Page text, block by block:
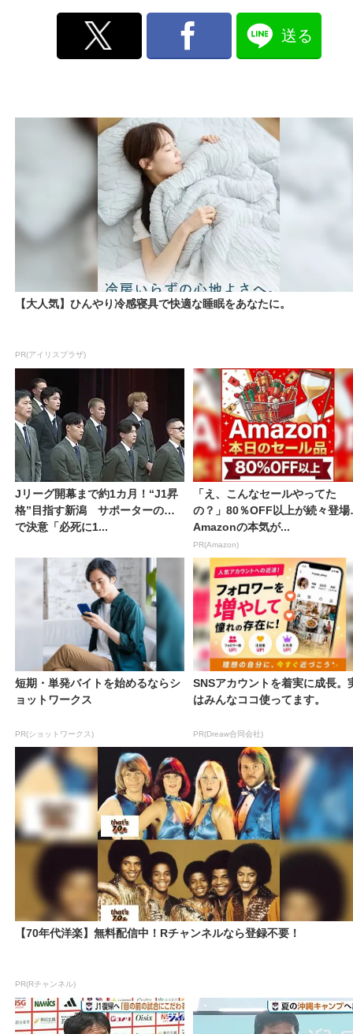
送る
【大人気】ひんやり冷感寝具で快適な睡眠をあなたに。
PR(アイリスプラザ)
Jリーグ開幕まで約1カ月！“J1昇
格”目指す新潟 サポーターの前
で決意「必死に1...
「え、こんなセールやってた
の？」80％OFF以上が続々登場
Amazonの本気が...
PR(Amazon)
短期・単発バイトを始めるならシ
ョットワークス
PR(ショットワークス)
SNSアカウントを着実に成長。
はみんなココ使ってます。
PR(Dreaw合同会社)
【70年代洋楽】無料配信中！Rチャンネルなら登録不要！
PR(Rチャンネル)